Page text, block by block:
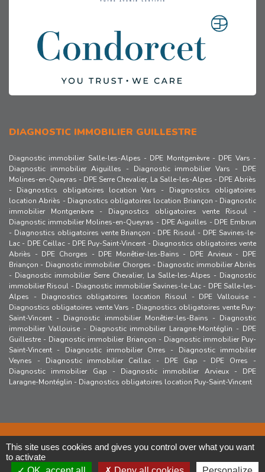
DIAGNOSTIC IMMOBILIER GUILLESTRE
Diagnostic immobilier Salle-les-Alpes - DPE Montgenèvre - DPE Vars -
Diagnostic immobilier Aiguilles - Diagnostic immobilier Vars - DPE
Molines-en-Queyras - DPE Serre Chevalier, La Salle-les-Alpes - DPE Abriès
- Diagnostics obligatoires location Vars - Diagnostics obligatoires
location Abriès - Diagnostics obligatoires location Briançon - Diagnostic
immobilier Montgenèvre - Diagnostics obligatoires vente Risoul -
Diagnostic immobilier Molines-en-Queyras - DPE Aiguilles - DPE Embrun
- Diagnostics obligatoires vente Briançon - DPE Risoul - DPE Savines-le-
Lac - DPE Ceillac - DPE Puy-Saint-Vincent - Diagnostics obligatoires vente
Abriès - DPE Chorges - DPE Monêtier-les-Bains - DPE Arvieux- DPE
Briançon - Diagnostic immobilier Chorges - Diagnostic immobilier Abriès
- Diagnostic immobilier Serre Chevalier, La Salle-les-Alpes - Diagnostic
immobilier Risoul - Diagnostic immobilier Savines-le-Lac- DPE Salle-les-
Alpes - Diagnostics obligatoires location Risoul- DPE Vallouise -
Diagnostics obligatoires vente Vars - Diagnostics obligatoires vente Puy-
Saint-Vincent - Diagnostic immobilier Monêtier-les-Bains - Diagnostic
immobilier Vallouise- Diagnostic immobilier Laragne-Montéglin - DPE
Guillestre - Diagnostic immobilier Briançon - Diagnostic immobilier Puy-
Saint-Vincent - Diagnostic immobilier Orres - Diagnostic immobilier
Veynes - Diagnostic immobilier Ceillac - DPE Gap - DPE Orres -
Diagnostic immobilier Gap - Diagnostic immobilier Arvieux- DPE
Laragne-Montéglin - Diagnostics obligatoires location Puy-Saint-Vincent
Guillestre - RCS 918 032 814 - Mentions légales-Politique de
This site uses cookies and gives you control over what you want
to activate